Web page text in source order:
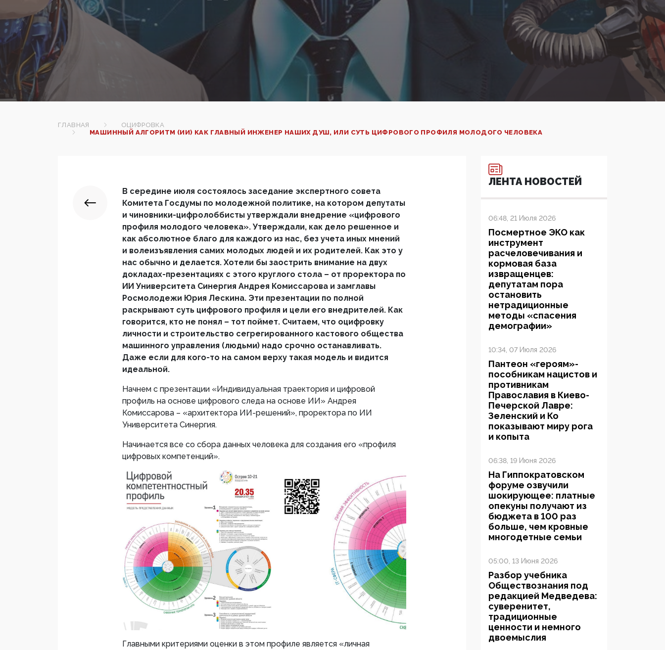
ГЛАВНАЯ
ОЦИФРОВКА
МАШИННЫЙ АЛГОРИТМ (ИИ) КАК ГЛАВНЫЙ ИНЖЕНЕР НАШИХ ДУШ, ИЛИ СУТЬ ЦИФРОВОГО ПРОФИЛЯ МОЛОДОГО ЧЕЛОВЕКА
В середине июля состоялось заседание экспертного совета
Комитета Госдумы по молодежной политике, на котором депутаты
и чиновники-цифролоббисты утверждали внедрение «цифрового
профиля молодого человека». Утверждали, как дело решенное и
как абсолютное благо для каждого из нас, без учета иных мнений
и волеизъявления самих молодых людей и их родителей. Как это у
нас обычно и делается. Хотели бы заострить внимание на двух
докладах-презентациях с этого круглого стола – от проректора по
ИИ Университета Синергия Андрея Комиссарова и замглавы
Росмолодежи Юрия Лескина. Эти презентации по полной
раскрывают суть цифрового профиля и цели его внедрителей. Как
говорится, кто не понял – тот поймет. Считаем, что оцифровку
личности и строительство сегрегированного кастового общества
машинного управления (людьми) надо срочно останавливать.
Даже если для кого-то на самом верху такая модель и видится
идеальной.
Начнем с презентации «Индивидуальная траектория и цифровой
профиль на основе цифрового следа на основе ИИ» Андрея
Комиссарова – «архитектора ИИ-решений», проректора по ИИ
Университета Синергия.
Начинается все со сбора данных человека для создания его «профиля
цифровых компетенций».
Главными критериями оценки в этом профиле является «личная
ЛЕНТА НОВОСТЕЙ
06:48, 21 Июля 2026
Посмертное ЭКО как
инструмент
расчеловечивания и
кормовая база
извращенцев:
депутатам пора
остановить
нетрадиционные
методы «спасения
демографии»
10:34, 07 Июля 2026
Пантеон «героям»-
пособникам нацистов и
противникам
Православия в Киево-
Печерской Лавре:
Зеленский и Ко
показывают миру рога
и копыта
06:38, 19 Июня 2026
На Гиппократовском
форуме озвучили
шокирующее: платные
опекуны получают из
бюджета в 100 раз
больше, чем кровные
многодетные семьи
05:00, 13 Июня 2026
Разбор учебника
Обществознания под
редакцией Медведева:
суверенитет,
традиционные
ценности и немного
двоемыслия